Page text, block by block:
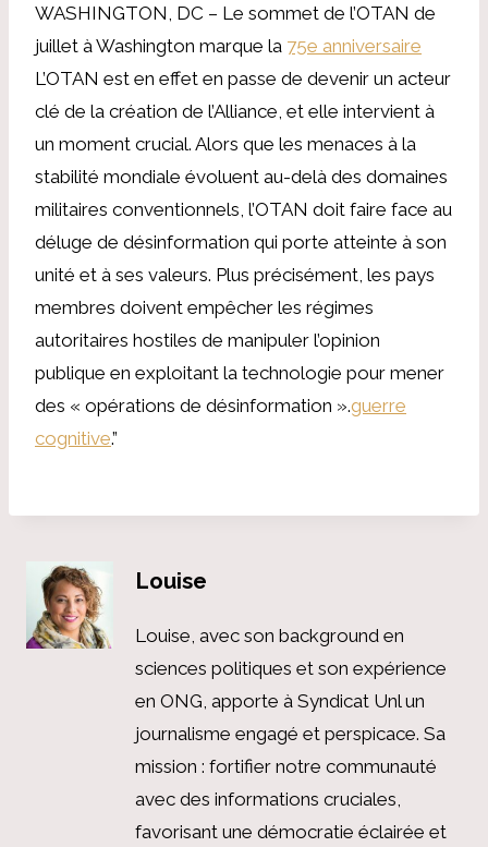
WASHINGTON, DC – Le sommet de l’OTAN de
juillet à Washington marque la 75e anniversaire
L’OTAN est en effet en passe de devenir un acteur
clé de la création de l’Alliance, et elle intervient à
un moment crucial. Alors que les menaces à la
stabilité mondiale évoluent au-delà des domaines
militaires conventionnels, l’OTAN doit faire face au
déluge de désinformation qui porte atteinte à son
unité et à ses valeurs. Plus précisément, les pays
membres doivent empêcher les régimes
autoritaires hostiles de manipuler l’opinion
publique en exploitant la technologie pour mener
des « opérations de désinformation ».guerre
cognitive.”
Louise
Louise, avec son background en
sciences politiques et son expérience
en ONG, apporte à Syndicat Unl un
journalisme engagé et perspicace. Sa
mission : fortifier notre communauté
avec des informations cruciales,
favorisant une démocratie éclairée et